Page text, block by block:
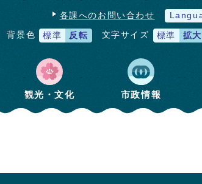
各課へのお問い合わせ
背景色 標準 反転 文字サイズ 標準 拡大
観光・文化 市政情報